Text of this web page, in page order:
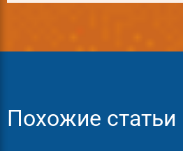
Похожие статьи